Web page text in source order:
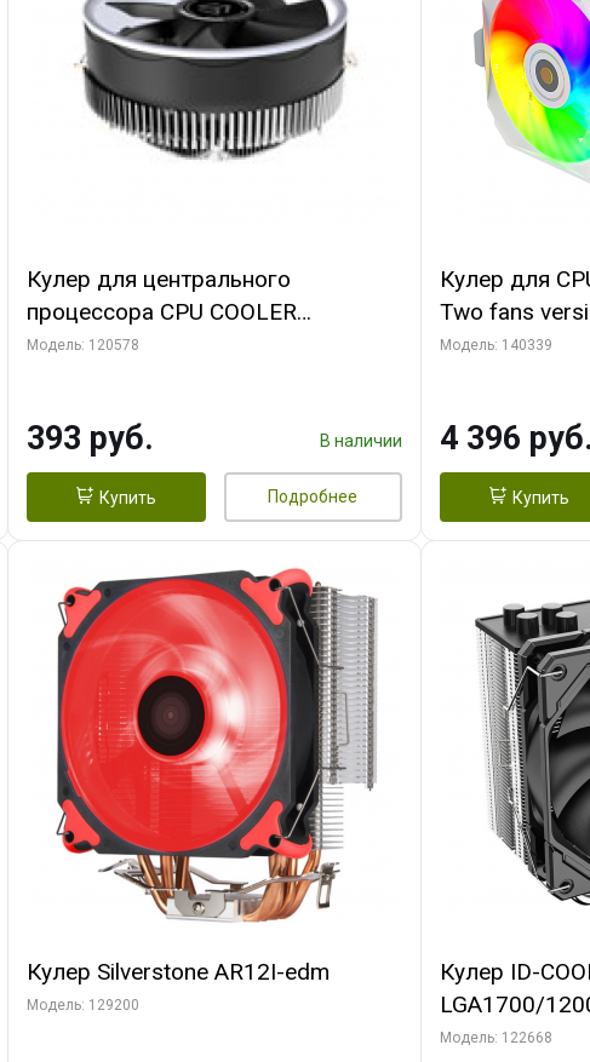
Кулер для центрального
процессора CPU COOLER
109x109x68mm, 0.018-0.12A, 12V,
Модель: 120578
393 руб. В наличии
Купить Подробнее
Кулер для
Two fans
D：AM4
Модель: 140339
4 396 руб.
Купить
Кулер Silverstone AR12I-edm
Модель: 129200
Кулер ID-
LGA1700/
(10шт/кор,
Модель: 122668